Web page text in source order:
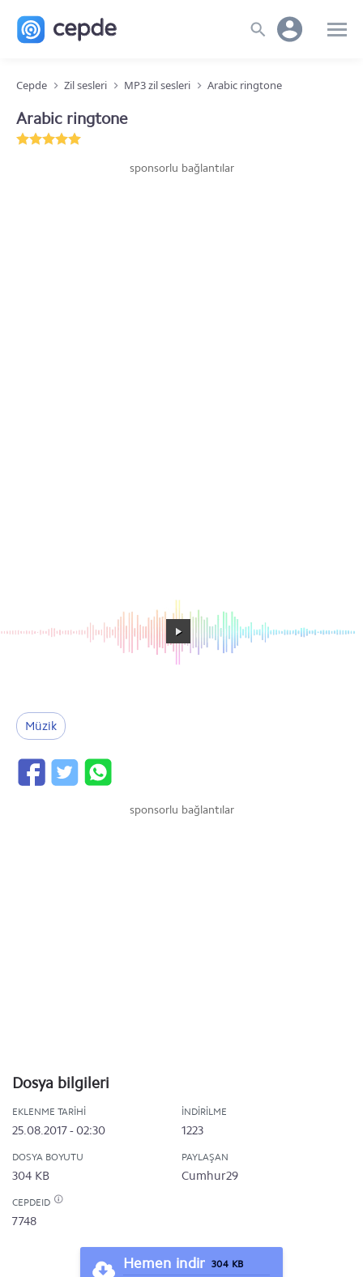
Cepde Zil sesleri MP3 zil sesleri Arabic ringtone
Arabic ringtone
sponsorlu bağlantılar
Müzik
sponsorlu bağlantılar
Dosya bilgileri
EKLENME TARIHI
25.08.2017 - 02:30
İNDIRILME
1223
DOSYA BOYUTU
304 KB
PAYLAŞAN
Cumhur29
CEPDEID
7748
Hemen indir 304 KB